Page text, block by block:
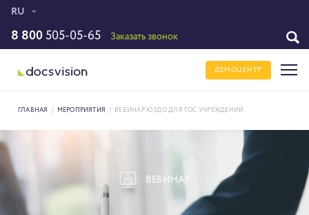
RU
8 800 505-05-65 Заказать звонок
ДЕМОЦЕНТР
ГЛАВНАЯ / МЕРОПРИЯТИЯ / ВЕБИНАР ЮЗДО ДЛЯ ГОС.УЧРЕЖДЕНИЙ
ВЕБИНАР